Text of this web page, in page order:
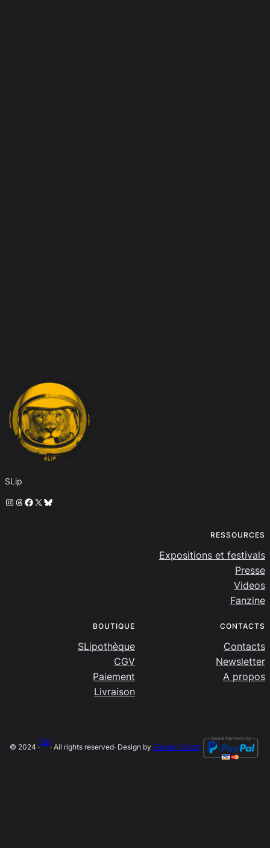
SLip
Instagram
Threads
Facebook
X Bluesky
RESSOURCES
Expositions et festivals
Presse
Videos
Fanzine
BOUTIQUE
SLipothèque
CGV
Paiement
Livraison
CONTACTS
Contacts
Newsletter
A propos
© 2024 ·
SLip
· All rights reserved· Design by Damien Salort